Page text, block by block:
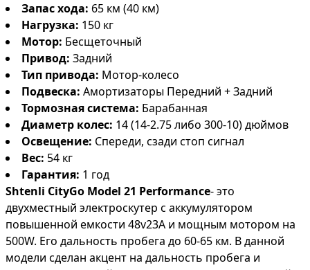
Запас хода: 65 км (40 км)
Нагрузка: 150 кг
Мотор: Бесщеточный
Привод: Задний
Тип привода: Мотор-колесо
Подвеска: Амортизаторы Передний + Задний
Тормозная система: Барабанная
Диаметр колес: 14 (14-2.75 либо 300-10) дюймов
Освещение: Спереди, сзади стоп сигнал
Вес: 54 кг
Гарантия: 1 год
Shtenli CityGo Model 21 Performance- это
двухместный электроскутер с аккумулятором
повышенной емкости 48v23А и мощным мотором на
500W. Его дальность пробега до 60-65 км. В данной
модели сделан акцент на дальность пробега и